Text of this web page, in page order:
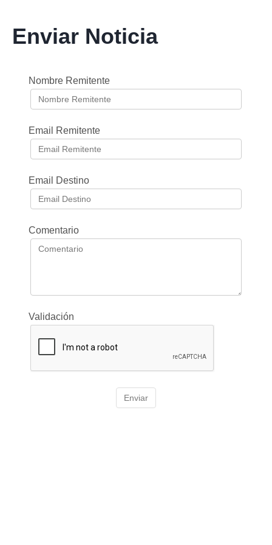
Enviar Noticia
Nombre Remitente
Email Remitente
Email Destino
Comentario
Validación